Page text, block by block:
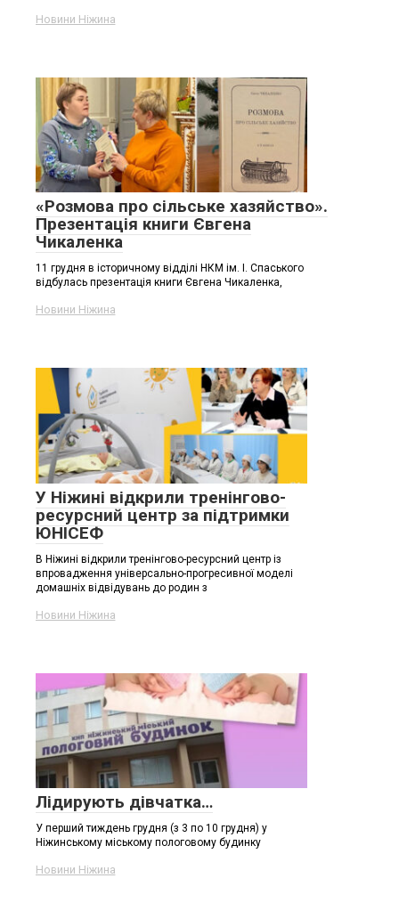
Новини Ніжина
«Розмова про сільське хазяйство».
Презентація книги Євгена
Чикаленка
11 грудня в історичному відділі НКМ ім. І. Спаського
відбулась презентація книги Євгена Чикаленка,
Новини Ніжина
У Ніжині відкрили тренінгово-
ресурсний центр за підтримки
ЮНІСЕФ
В Ніжині відкрили тренінгово-ресурсний центр із
впровадження універсально-прогресивної моделі
домашніх відвідувань до родин з
Новини Ніжина
Лідирують дівчатка…
У перший тиждень грудня (з 3 по 10 грудня) у
Ніжинському міському пологовому будинку
Новини Ніжина